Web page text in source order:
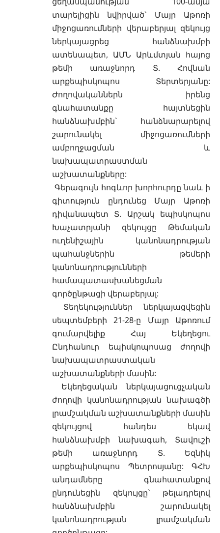
տարելիցին նվիրված` Մայր Աթոռի
միջոցառումների վերաբերյալ զեկույց
ներկայացրեց հանձնախմբի
ատենապետ, ԱՄՆ Արևմտյան հայոց
թեմի առաջնորդ Տ. Հովնան
արքեպիսկոպոս Տերտերյանը:
Ժողովականներն իրենց
գնահատանքը հայտնեցին
հանձնախմբին` հանձնարարելով
շարունակել միջոցառումների
ամբողջացման և
նախապատրաստման
աշխատանքները:
Գերագույն հոգևոր խորհուրդը նաև ի
գիտություն ընդունեց Մայր Աթոռի
դիվանապետ Տ. Արշակ եպիսկոպոս
Խաչատրյանի զեկույցը Թեմական
ուղենիշային կանոնադրության
պահանջներին թեմերի
կանոնադրությունների
համապատասխանեցման
գործընթացի վերաբերյալ:
Տեղեկություններ ներկայացվեցին
սեպտեմբերի 21-28-ը Մայր Աթոռում
գումարվելիք Հայ Եկեղեցու
Ընդհանուր եպիսկոպոսաց ժողովի
նախապատրաստական
աշխատանքների մասին:
Եկեղեցական ներկայացուցչական
ժողովի կանոնադրության նախագծի
լրամշակման աշխատանքների մասին
զեկույցով հանդես եկավ
հանձնախմբի նախագահ, Տավուշի
թեմի առաջնորդ Տ. Եզնիկ
արքեպիսկոպոս Պետրոսյանը: ԳՀԽ
անդամները գնահատանքով
ընդունեցին զեկույցը` թելադրելով
հանձնախմբին շարունակել
կանոնադրության լրամշակման